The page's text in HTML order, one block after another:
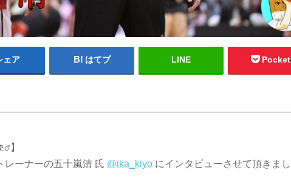
ェア はてブ LINE Pocket
】
レーナーの五十嵐清 氏 @ika_kiyo にインタビューさせて頂きまし